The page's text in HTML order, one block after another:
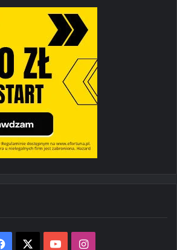
Facebook YouTubeInstagram